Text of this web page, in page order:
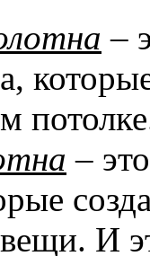
–
–
И